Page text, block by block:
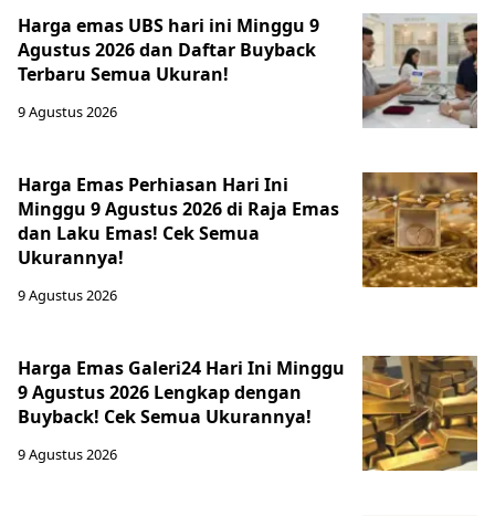
Harga emas UBS hari ini Minggu 9
Agustus 2026 dan Daftar Buyback
Terbaru Semua Ukuran!
9 Agustus 2026
Harga Emas Perhiasan Hari Ini
Minggu 9 Agustus 2026 di Raja Emas
dan Laku Emas! Cek Semua
Ukurannya!
9 Agustus 2026
Harga Emas Galeri24 Hari Ini Minggu
9 Agustus 2026 Lengkap dengan
Buyback! Cek Semua Ukurannya!
9 Agustus 2026